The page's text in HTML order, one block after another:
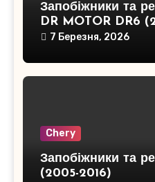
Запобіжники та
DR MOTOR DR6
7 Березня, 2026
Chery
Запобіжники та
(2005-2016)